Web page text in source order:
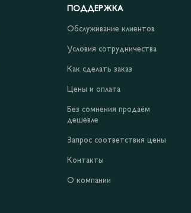
ПОДДЕРЖКА
Обслуживание клиентов
Условия сотрудничества
Как сделать заказ
Цены и оплата
Без сомнения продаём
дешевле
Запрос соответствия цены
Контакты
О компании